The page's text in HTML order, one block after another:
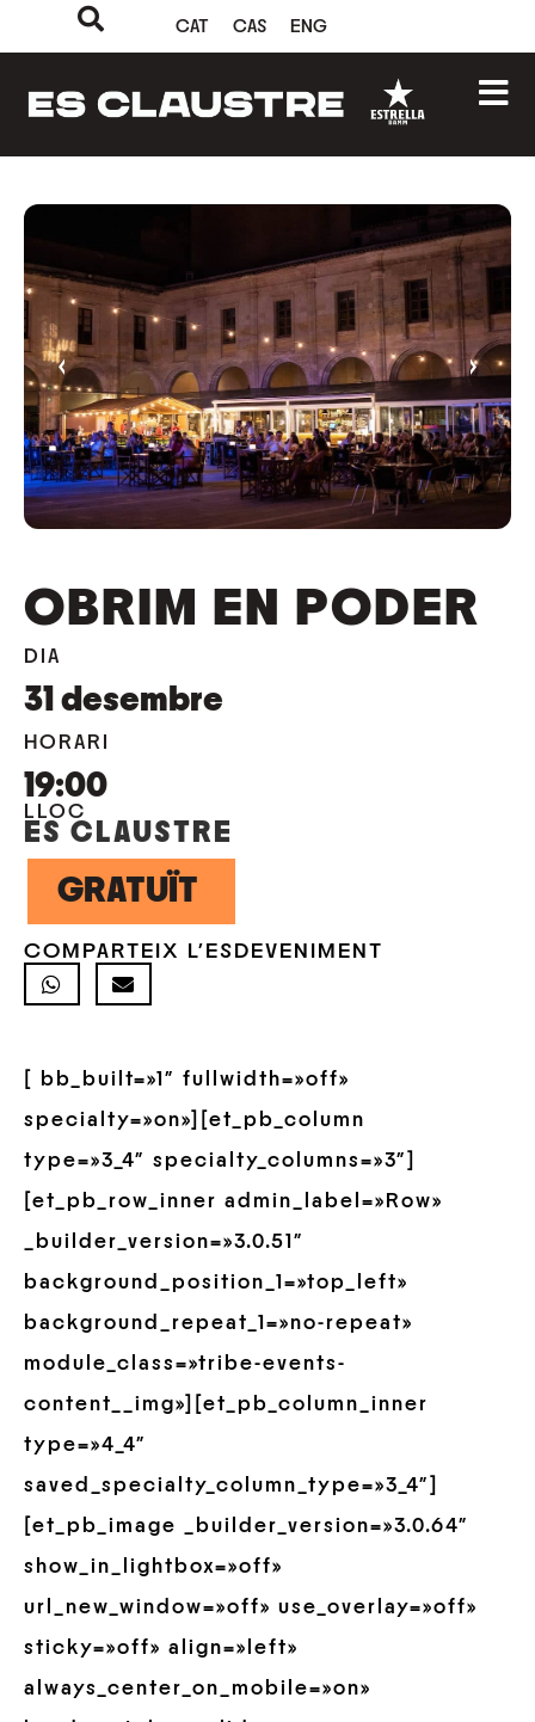
CAT CAS ENG
‹ ›
OBRIM EN PODER
DIA
31 desembre
HORARI
19:00
LLOC
ES CLAUSTRE
GRATUÏT
COMPARTEIX L'ESDEVENIMENT
[ bb_built=»1″ fullwidth=»off»
specialty=»on»][et_pb_column
type=»3_4″ specialty_columns=»3″]
[et_pb_row_inner admin_label=»Row»
_builder_version=»3.0.51″
background_position_1=»top_left»
background_repeat_1=»no-repeat»
module_class=»tribe-events-
content__img»][et_pb_column_inner
type=»4_4″
saved_specialty_column_type=»3_4″]
[et_pb_image _builder_version=»3.0.64″
show_in_lightbox=»off»
url_new_window=»off» use_overlay=»off»
sticky=»off» align=»left»
always_center_on_mobile=»on»